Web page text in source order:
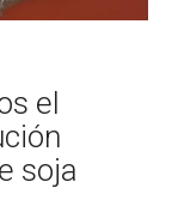
el
soja